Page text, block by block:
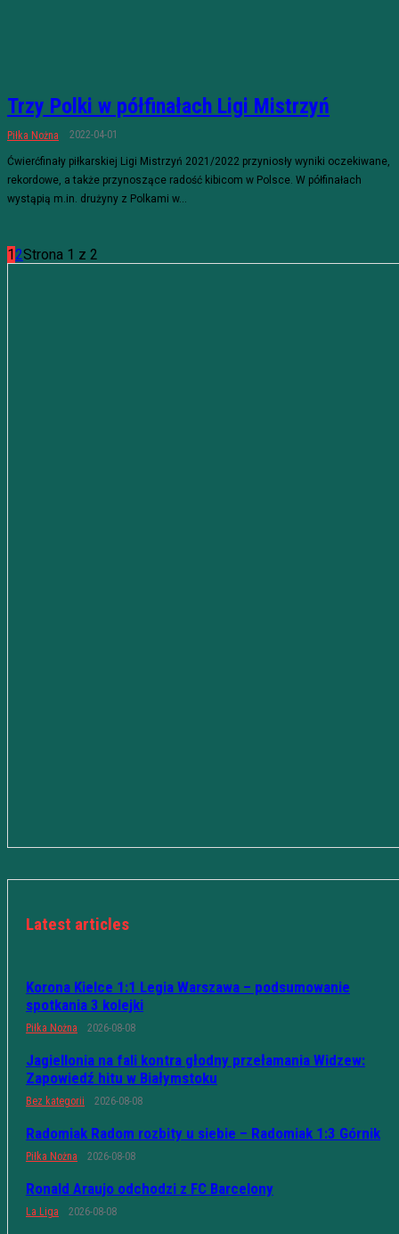
Trzy Polki w półfinałach Ligi Mistrzyń
Piłka Nożna 2022-04-01
Ćwierćfinały piłkarskiej Ligi Mistrzyń 2021/2022 przyniosły wyniki oczekiwane,
rekordowe, a także przynoszące radość kibicom w Polsce. W półfinałach
wystąpią m.in. drużyny z Polkami w...
12Strona 1 z 2
Latest articles
Korona Kielce 1:1 Legia Warszawa – podsumowanie
spotkania 3 kolejki
Piłka Nożna 2026-08-08
Jagiellonia na fali kontra głodny przełamania Widzew:
Zapowiedź hitu w Białymstoku
Bez kategorii 2026-08-08
Radomiak Radom rozbity u siebie – Radomiak 1:3 Górnik
Piłka Nożna 2026-08-08
Ronald Araujo odchodzi z FC Barcelony
La Liga 2026-08-08